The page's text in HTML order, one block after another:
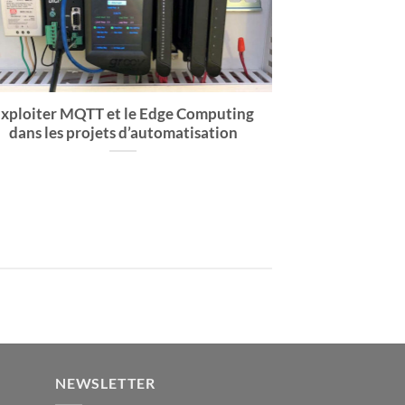
MQTT et le Edge Computing
dans les projets d’automatisation
NEWSLETTER